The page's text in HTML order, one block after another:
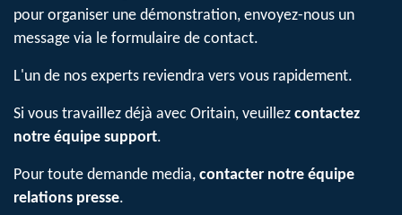
pour organiser une démonstration, envoyez-nous un
message via le formulaire de contact.
L'un de nos experts reviendra vers vous rapidement.
Si vous travaillez déjà avec Oritain, veuillez contactez
notre équipe support.
Pour toute demande media, contacter notre équipe
relations presse.